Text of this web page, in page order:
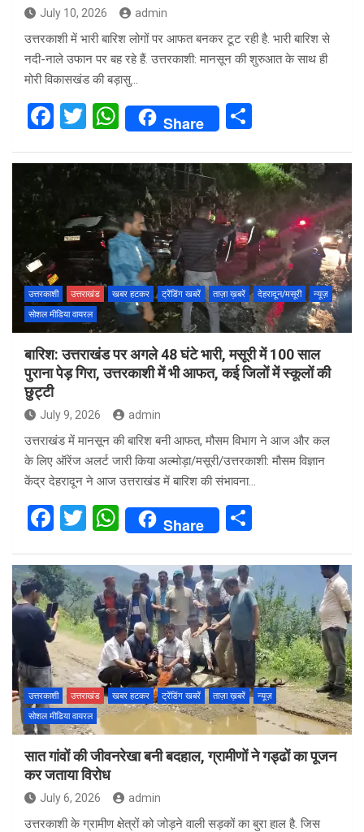
July 10, 2026 admin
उत्तरकाशी में भारी बारिश लोगों पर आफत बनकर टूट रही है. भारी बारिश से
नदी-नाले उफान पर बह रहे हैं. उत्तरकाशी: मानसून की शुरुआत के साथ ही
मोरी विकासखंड की बड़ासु…
F
ce
o
o
k
T
tt
er
W
h
at
s
A
p
p
Share
ar
e
उत्तरकाशी उत्तराखंड खबर हटकर ट्रेंडिंग खबरें ताज़ा ख़बरें देहरादून/मसूरी
न्यूज़
सोशल मीडिया वायरल
बारिश: उत्तराखंड पर अगले 48 घंटे भारी, मसूरी में 100 साल
पुराना पेड़ गिरा, उत्तरकाशी में भी आफत, कई जिलों में स्कूलों की
छुट्टी
July 9, 2026 admin
उत्तराखंड में मानसून की बारिश बनी आफत, मौसम विभाग ने आज और कल
के लिए ऑरेंज अलर्ट जारी किया अल्मोड़ा/मसूरी/उत्तरकाशी: मौसम विज्ञान
केंद्र देहरादून ने आज उत्तराखंड में बारिश की संभावना…
F
ce
b
o
o
k
T
tt
er
W
h
at
s
A
p
p
Share
ar
e
उत्तरकाशी उत्तराखंड खबर हटकर ट्रेंडिंग खबरें ताज़ा ख़बरें
न्यूज़
सोशल मीडिया वायरल
सात गांवों की जीवनरेखा बनी बदहाल, ग्रामीणों ने गड्ढों का पूजन
कर जताया विरोध
July 6, 2026 admin
उत्तरकाशी के ग्रामीण क्षेत्रों को जोड़ने वाली सड़कों का बुरा हाल है. जिस